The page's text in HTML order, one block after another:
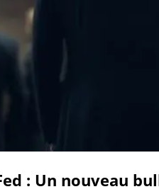
: Un nouveau